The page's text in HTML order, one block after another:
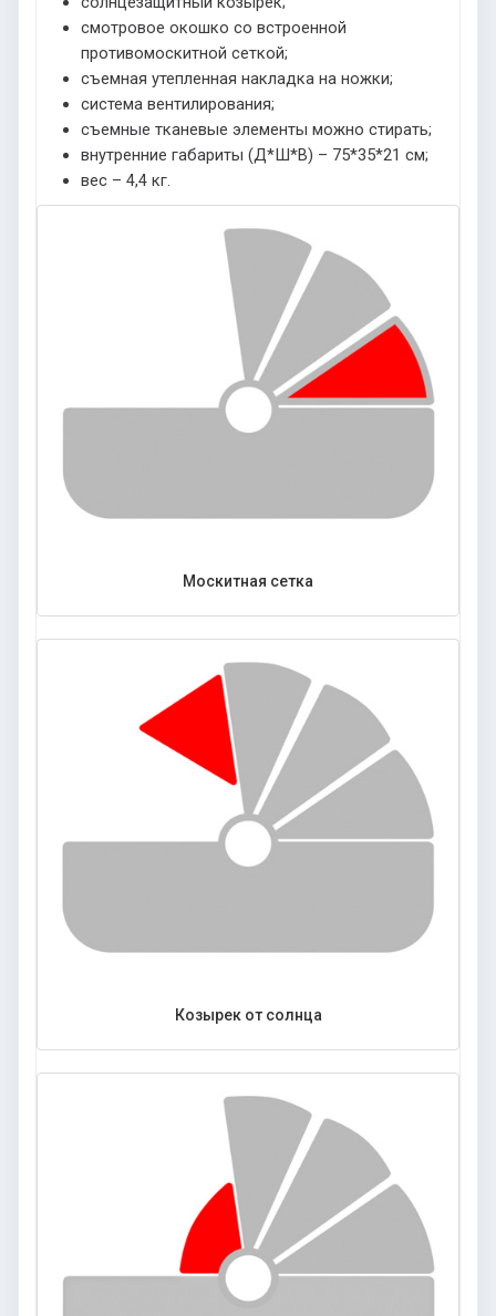
смотровое окошко со встроенной
противомоскитной сеткой;
съемная утепленная накладка на ножки;
система вентилирования;
съемные тканевые элементы можно стирать;
внутренние габариты (Д*Ш*В) – 75*35*21 см;
вес – 4,4 кг.
Москитная сетка
Козырек от солнца